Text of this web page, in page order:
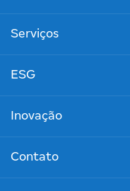
Serviços
ESG
Inovação
Contato